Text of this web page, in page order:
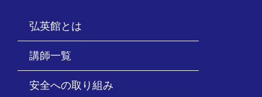
弘英館とは
講師一覧
安全への取り組み